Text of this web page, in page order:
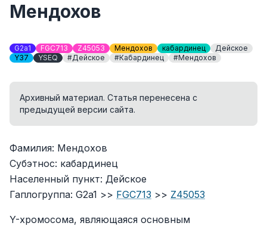
Мендохов
G2a1 FGC713 Z45053 Мендохов кабардинец
Дейское
Y37
YSEQ #Дейское #Кабардинец #Мендохов
Архивный материал. Статья перенесена с
предыдущей версии сайта.
Фамилия: Мендохов
Субэтнос: кабардинец
Населенный пункт: Дейское
Гаплогруппа: G2a1 >> FGC713 >> Z45053
Y-хромосома, являющаяся основным